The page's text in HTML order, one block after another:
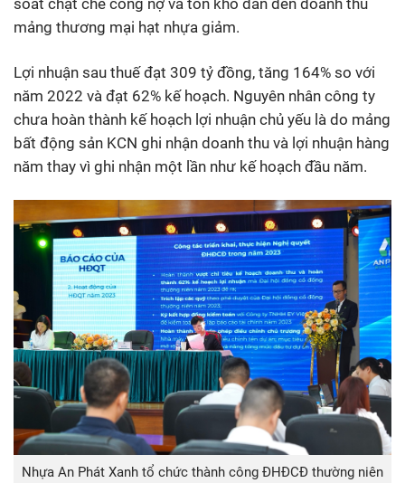
mảng thương mại hạt nhựa giảm.
Lợi nhuận sau thuế đạt 309 tỷ đồng, tăng 164% so với
năm 2022 và đạt 62% kế hoạch. Nguyên nhân công ty
chưa hoàn thành kế hoạch lợi nhuận chủ yếu là do mảng
bất động sản KCN ghi nhận doanh thu và lợi nhuận hàng
năm thay vì ghi nhận một lần như kế hoạch đầu năm.
Nhựa An Phát Xanh tổ chức thành công ĐHĐCĐ thường niên